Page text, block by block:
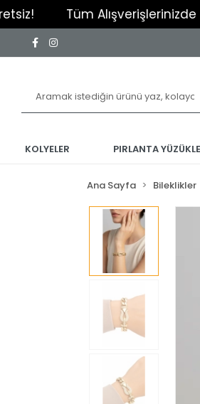
Tüm Alışverişlerinizde Kargo
KOLYELER PIRLANTA
Ana Sayfa Bileklikler